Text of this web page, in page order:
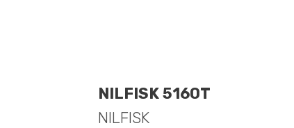
NILFISK 5160T
NILFISK